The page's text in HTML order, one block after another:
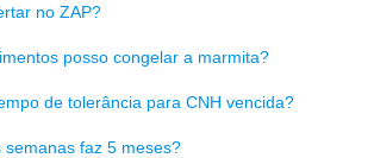
no ZAP?
posso congelar a marmita?
de tolerância para CNH vencida?
semanas faz 5 meses?